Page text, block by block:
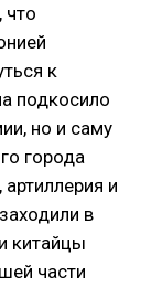
что
к
подкосило
но и саму
города
и
в
китайцы
части